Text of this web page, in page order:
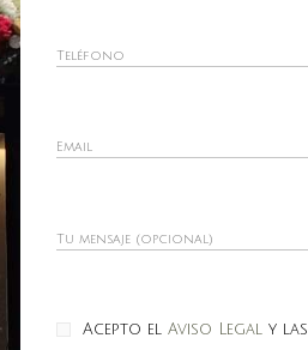
Acepto el Aviso Legaly las